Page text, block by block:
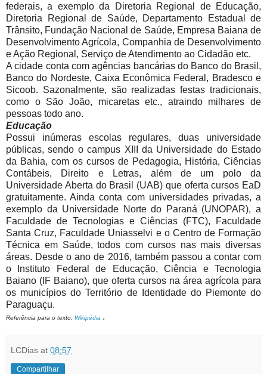
federais, a exemplo da Diretoria Regional de Educação,
Diretoria Regional de Saúde, Departamento Estadual de
Trânsito, Fundação Nacional de Saúde, Empresa Baiana de
Desenvolvimento Agrícola, Companhia de Desenvolvimento
e Ação Regional, Serviço de Atendimento ao Cidadão etc.
A cidade conta com agências bancárias do Banco do Brasil,
Banco do Nordeste, Caixa Econômica Federal, Bradesco e
Sicoob. Sazonalmente, são realizadas festas tradicionais,
como o São João, micaretas etc., atraindo milhares de
pessoas todo ano.
Educação
Possui inúmeras escolas regulares, duas universidade
públicas, sendo o campus XIII da Universidade do Estado
da Bahia, com os cursos de Pedagogia, História, Ciências
Contábeis, Direito e Letras, além de um polo da
Universidade Aberta do Brasil (UAB) que oferta cursos EaD
gratuitamente. Ainda conta com universidades privadas, a
exemplo da Universidade Norte do Paraná (UNOPAR), a
Faculdade de Tecnologias e Ciências (FTC), Faculdade
Santa Cruz, Faculdade Uniasselvi e o Centro de Formação
Técnica em Saúde, todos com cursos nas mais diversas
áreas. Desde o ano de 2016, também passou a contar com
o Instituto Federal de Educação, Ciência e Tecnologia
Baiano (IF Baiano), que oferta cursos na área agrícola para
os municípios do Território de Identidade do Piemonte do
Paraguaçu.
Referência para o texto: Wikipédia .
LCDias at 08:57
Compartilhar